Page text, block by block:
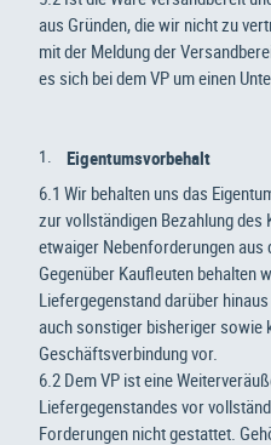
aus Gründen, die wir nicht zu
mit der Meldung der
es sich bei dem VP um einen
Eigentumsvorbehalt
6.1 Wir behalten uns das
zur vollständigen Bezahlung
etwaiger Nebenforderungen aus
Gegenüber Kaufleuten behalten
Liefergegenstand darüber
auch sonstiger bisheriger sowie
Geschäftsverbindung vor.
6.2 Dem VP ist eine
Liefergegenstandes vor
Forderungen nicht gestattet.